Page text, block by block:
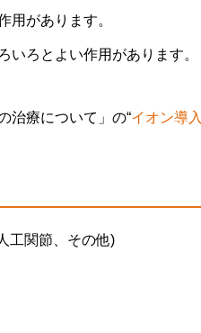
用があります。
いろとよい作用があります。
治療について」の“イオン導入
工関節、その他)